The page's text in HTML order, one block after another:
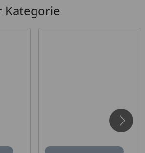
Kategorie